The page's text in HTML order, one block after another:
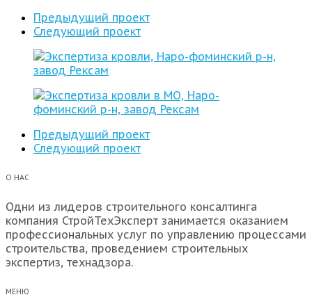
Предыдущий проект
Следующий проект
Предыдущий проект
Следующий проект
О НАС
Одни из лидеров строительного консалтинга
компания СтройТехЭксперт занимается оказанием
профессиональных услуг по управлению процессами
строительства, проведением строительных
экспертиз, технадзора.
МЕНЮ